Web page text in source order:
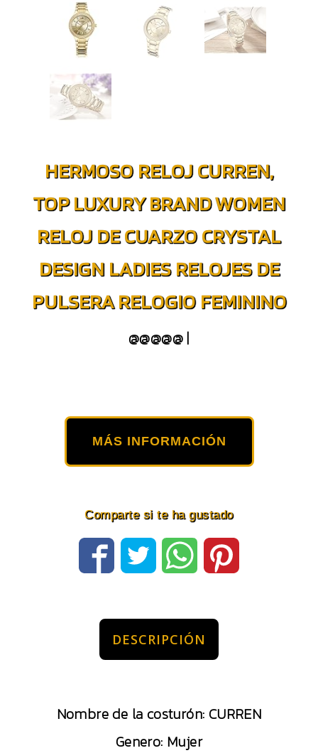
HERMOSO RELOJ CURREN,
TOP LUXURY BRAND WOMEN
RELOJ DE CUARZO CRYSTAL
DESIGN LADIES RELOJES DE
PULSERA RELOGIO FEMININO
@@@@@ |
MÁS INFORMACIÓN
Comparte si te ha gustado
DESCRIPCIÓN
Nombre de la costurón: CURREN
Genero: Mujer